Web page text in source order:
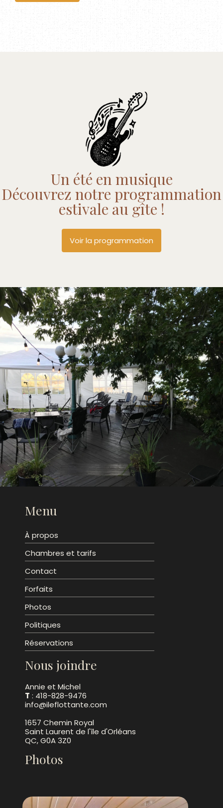
Un été en musique
Découvrez notre programmation
estivale au gîte !
Voir la programmation
Menu
À propos
Chambres et tarifs
Contact
Forfaits
Photos
Politiques
Réservations
Nous joindre
Annie et Michel
T : 418-828-9476
info@ileflottante.com
1657 Chemin Royal
Saint Laurent de l'île d'Orléans
QC, G0A 3Z0
Photos